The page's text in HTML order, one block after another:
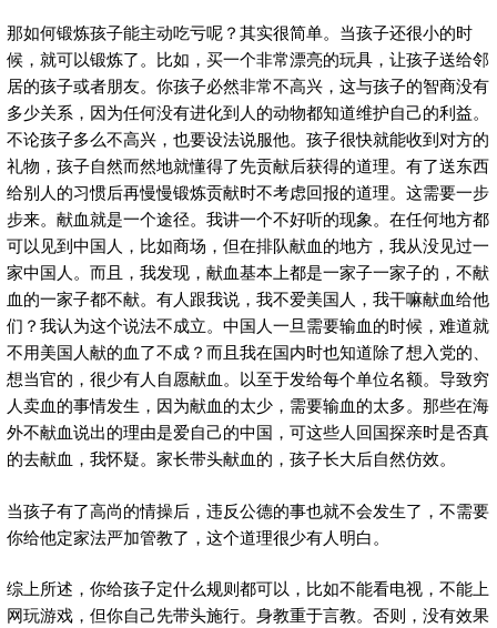
那如何锻炼孩子能主动吃亏呢？其实很简单。当孩子还很小的时
候，就可以锻炼了。比如，买一个非常漂亮的玩具，让孩子送给邻
居的孩子或者朋友。你孩子必然非常不高兴，这与孩子的智商没有
多少关系，因为任何没有进化到人的动物都知道维护自己的利益。
不论孩子多么不高兴，也要设法说服他。孩子很快就能收到对方的
礼物，孩子自然而然地就懂得了先贡献后获得的道理。有了送东西
给别人的习惯后再慢慢锻炼贡献时不考虑回报的道理。这需要一步
步来。献血就是一个途径。我讲一个不好听的现象。在任何地方都
可以见到中国人，比如商场，但在排队献血的地方，我从没见过一
家中国人。而且，我发现，献血基本上都是一家子一家子的，不献
血的一家子都不献。有人跟我说，我不爱美国人，我干嘛献血给他
们？我认为这个说法不成立。中国人一旦需要输血的时候，难道就
不用美国人献的血了不成？而且我在国内时也知道除了想入党的、
想当官的，很少有人自愿献血。以至于发给每个单位名额。导致穷
人卖血的事情发生，因为献血的太少，需要输血的太多。那些在海
外不献血说出的理由是爱自己的中国，可这些人回国探亲时是否真
的去献血，我怀疑。家长带头献血的，孩子长大后自然仿效。
当孩子有了高尚的情操后，违反公德的事也就不会发生了，不需要
你给他定家法严加管教了，这个道理很少有人明白。
综上所述，你给孩子定什么规则都可以，比如不能看电视，不能上
网玩游戏，但你自己先带头施行。身教重于言教。否则，没有效果